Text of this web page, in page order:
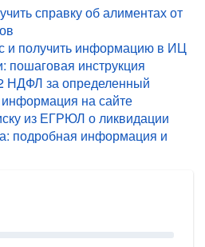
справку об алиментах от
и получить информацию в ИЦ
инструкция
НДФЛ за определенный
на сайте
из ЕГРЮЛ о ликвидации
подробная информация и